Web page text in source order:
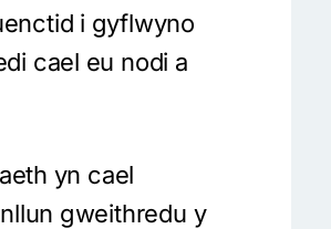
i gyflwyno
cael eu nodi a
yn cael
gweithredu y